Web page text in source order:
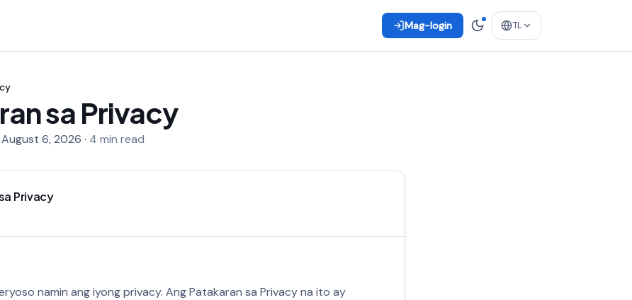
Mag-login TL
sa Privacy
August 6, 2026 · 4 min read
Privacy
namin ang iyong privacy. Ang Patakaran sa Privacy na ito ay